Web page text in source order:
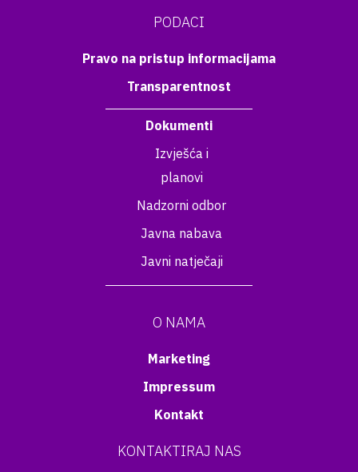
PODACI
Pravo na pristup informacijama
Transparentnost
Dokumenti
Izvješća i
planovi
Nadzorni odbor
Javna nabava
Javni natječaji
O NAMA
Marketing
Impressum
Kontakt
KONTAKTIRAJ NAS